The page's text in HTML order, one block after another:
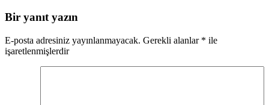
Bir yanıt yazın
E-posta adresiniz yayınlanmayacak. Gerekli alanlar * ile
işaretlenmişlerdir